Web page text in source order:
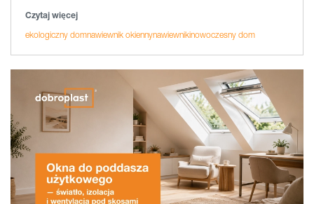
Czytaj więcej
ekologiczny domnawiewnik okiennynawiewnikinowoczesny dom